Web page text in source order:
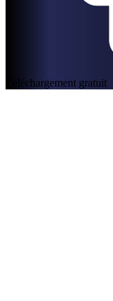
Téléchargement gratuit